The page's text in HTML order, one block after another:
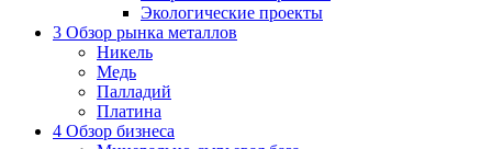
Экологические проекты
3 Обзор рынка металлов
Никель
Медь
Палладий
Платина
4 Обзор бизнеса